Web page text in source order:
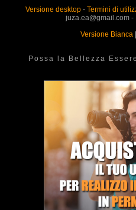
Versione desktop- Termini di
juza.ea@gmail.com -
Versione Bianca
Possa la Bellezza